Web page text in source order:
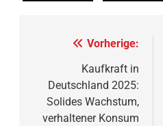
Vorherige:
Kaufkraft in
Deutschland 2025:
Solides Wachstum,
verhaltener Konsum